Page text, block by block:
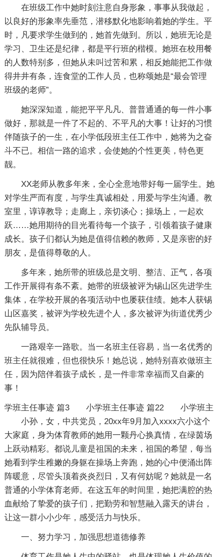
在班级工作中她时刻注意自身形象，事事从我做起，
以良好的形象率先垂范，潜移默化地影响着她的学生。平
时，凡要求学生做到的，她首先做到。所以，她班无论是
学习、卫生还是纪律，都是平行班的楷模。她班在校用餐
的人数特别多，但她从未叫过苦和累，相反她能把工作做
得井井有条，连食堂的工作人员，也称颂她是“最会管理
班级的老师”。
她深深知道，能把平平凡凡、普普通通的每一件小事
做好，那就是一件了不起的、不平凡的大事！让好的习惯
伴随孩子的一生，在小学低段班主任工作中，她将为之奋
斗不已。相信一路的追求，会使她的个性更美，特色更
靓。
XX老师从教多年来，全心全意地带好每一届学生。她
对学生严而有度，与学生真诚相处，用爱与学生沟通。教
室里，谆谆教导；走廊上，亲切谈心；操场上，一起欢
跃……她用期待的目光看待每一个孩子，引领着孩子健康
成长。孩子们都认为她是值得信赖的教师，又是亲密的好
朋友，是值得尊敬的人。
多年来，她所带的班级总是文明、整洁、正气，各项
工作开展得有条不紊。她带的班级被评为锡山区先进学生
集体，在学校开展的各项活动中也屡获佳绩。她本人获锡
山区嘉奖，被评为学校先进个人，多次被评为街道优秀少
先队辅导员。
一路艰辛一路歌。当一名班主任容易，当一名优秀的
班主任就很难，但也很快乐！她总说，她特别喜欢做班主
任，因为陪伴着孩子成长，是一件非常幸福而又自豪的
事！
学班主任事迹 篇3
小孙，女，中共党员，20xx年9月加入xxxx六小这个
大家庭，身为体育教师的她用一颗丹心换真情，在绿茵场
上跃动精彩。都说儿童是祖国的未来，祖国的希望，每当
她看到学生稚嫩的身躯在操场上奔跑，她的心中便涌出阵
阵暖意，尽管头顶着炎炎烈日，又有何妨呢？她就是一名
普通的小学体育老师。在这五年的时间里，她把满腔的热
血献给了挚爱的孩子们，把勤劳和智慧融入露天的讲台，
让这一群小小少年，感受活力与快乐。
一、努力学习，加强思想道德修养
小学班主任事迹 篇22小学班主